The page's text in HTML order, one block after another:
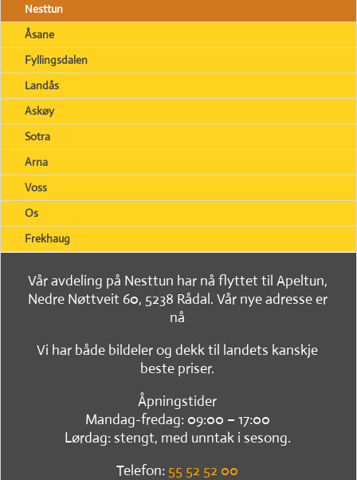
Nesttun
Åsane
Fyllingsdalen
Landås
Askøy
Sotra
Arna
Voss
Os
Frekhaug
Vår avdeling på Nesttun har nå flyttet til Apeltun,
Nedre Nøttveit 60, 5238 Rådal. Vår nye adresse er
nå
Vi har både bildeler og dekk til landets kanskje
beste priser.
Åpningstider
Mandag-fredag: 09:00 – 17:00
Lørdag: stengt, med unntak i sesong.
Telefon: 55 52 52 00